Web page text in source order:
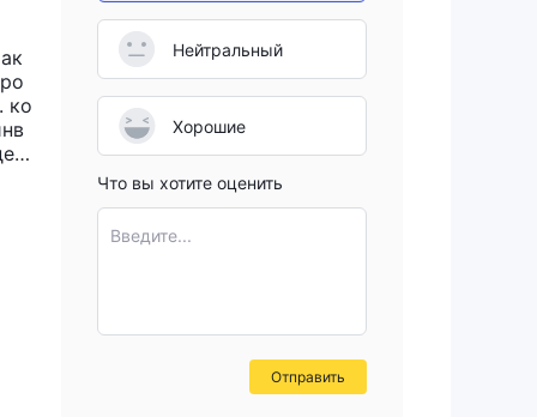
ко
Нейтральный
Хорошие
Что вы хотите оценить
Введите...
Отправить